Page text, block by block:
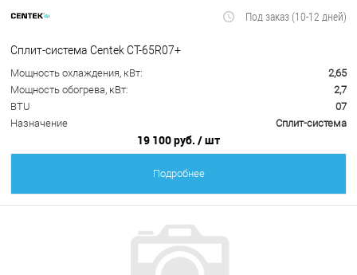
Под заказ (10-12 дней)
Сплит-система Centek CT-65R07+
Мощность охлаждения, кВт:
2,65
Мощность обогрева, кВт:
2,7
BTU
07
Назначение
Сплит-система
19 100 руб. / шт
Подробнее